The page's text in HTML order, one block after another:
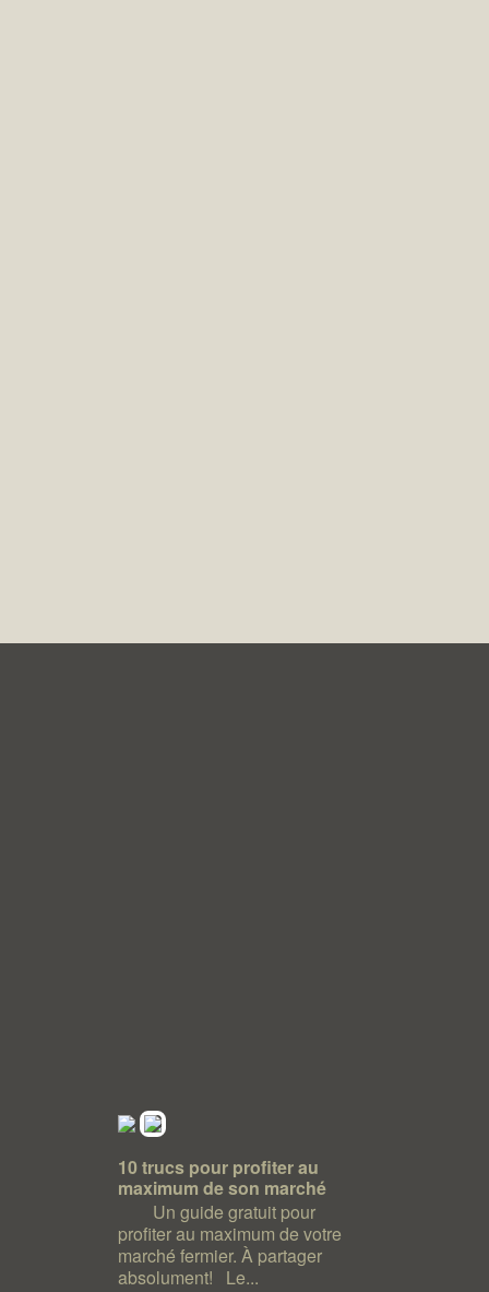
10 trucs pour profiter au
maximum de son marché
Un guide gratuit pour
profiter au maximum de votre
marché fermier. À partager
absolument! Le...